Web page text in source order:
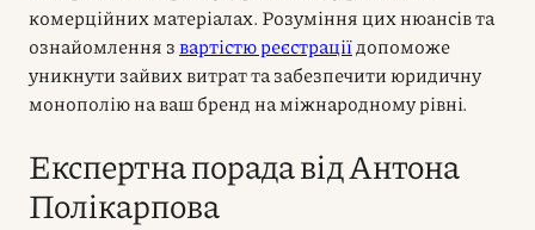
комерційних матеріалах. Розуміння цих нюансів та
ознайомлення звартістю реєстраціїдопоможе
уникнути зайвих витрат та забезпечити юридичну
монополію на ваш бренд на міжнародному рівні.
Експертна порада від Антона
Полікарпова